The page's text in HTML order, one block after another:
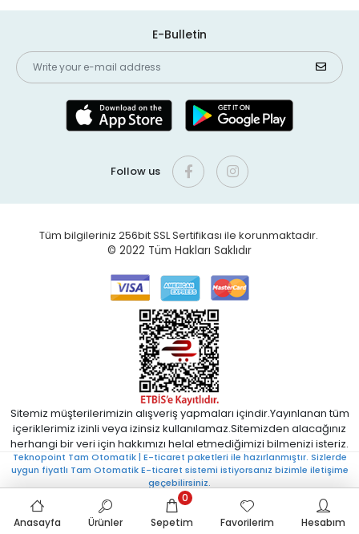
E-Bulletin
Follow us
Tüm bilgileriniz 256bit SSL Sertifikası ile korunmaktadır.
© 2022 Tüm Hakları Saklıdır
Sitemiz müşterilerimizin alışveriş yapmaları içindir.Yayınlanan tüm
içeriklerimiz izinli veya izinsiz kullanılamaz.Sitemizden alacağınız
herhangi bir veri için hakkımızı helal etmediğimizi bilmenizi isteriz.
Anasayfa Ürünler Sepetim
0
Favorilerim
Hesabım
Teknopoint Tam Otomatik | E-ticaret paketleri ile hazırlanmıştır. Sizlerde
uygun fiyatlı Tam Otomatik E-ticaret sistemi istiyorsanız bizimle iletişime
geçebilirsiniz.